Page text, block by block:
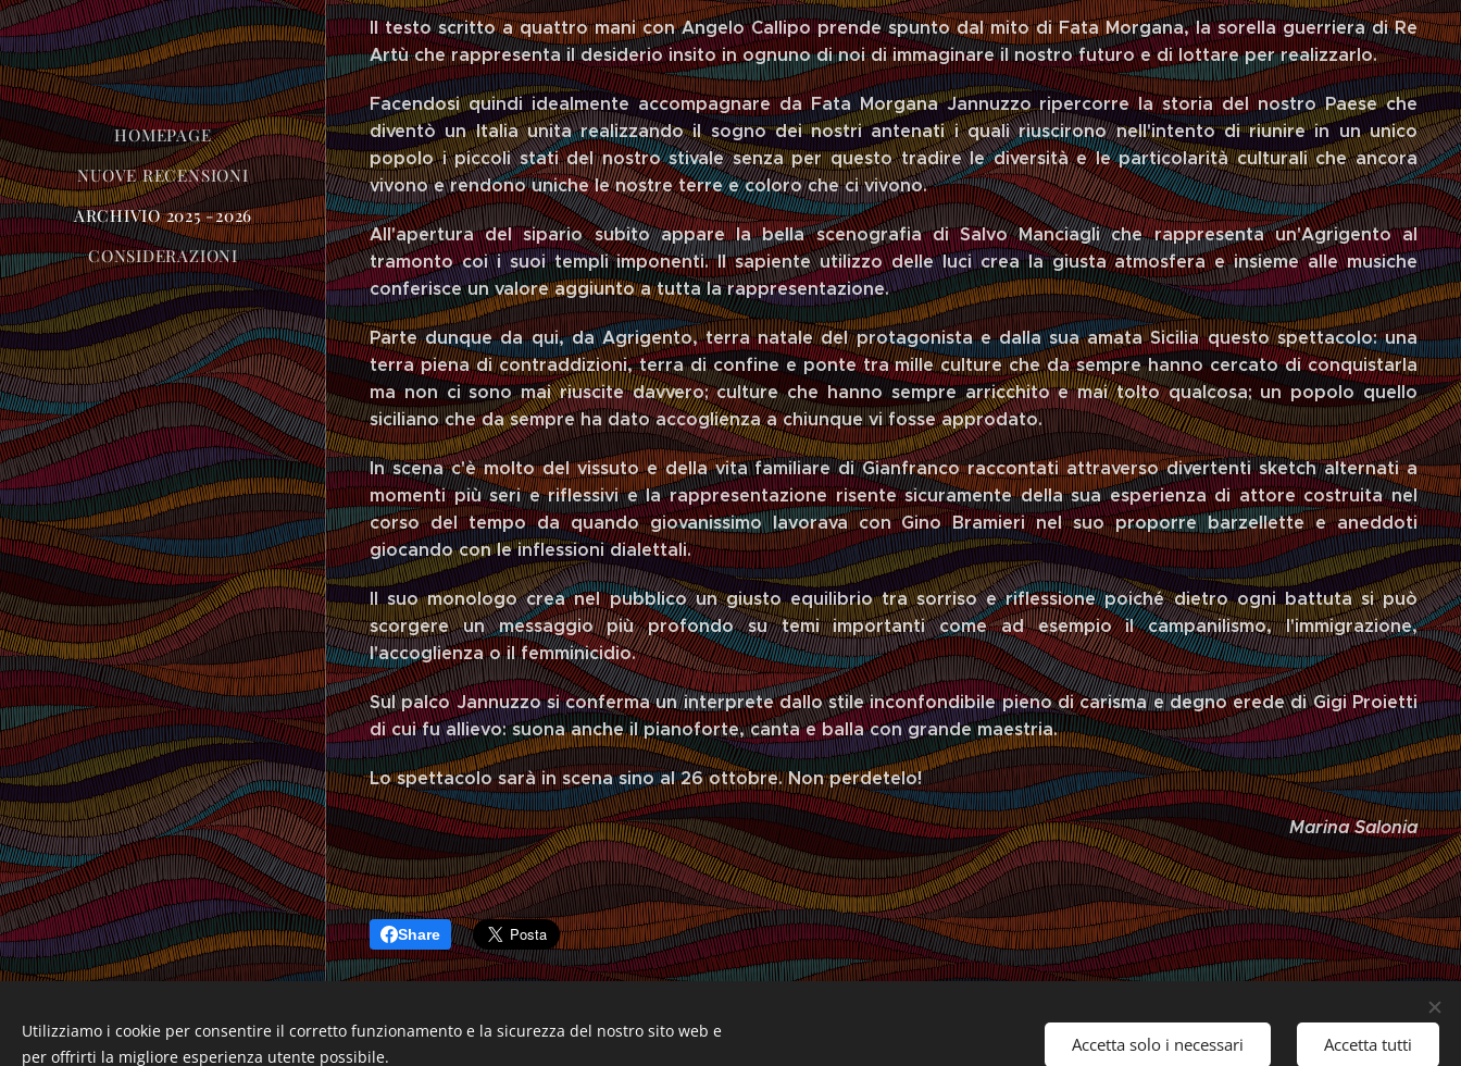
HOMEPAGE
NUOVE RECENSIONI
ARCHIVIO 2025 -2026
CONSIDERAZIONI
Il testo scritto a quattro mani con Angelo Callipo prende spunto dal mito di Fata Morgana, la sorella guerriera di Re
Artù che rappresenta il desiderio insito in ognuno di noi di immaginare il nostro futuro e di lottare per realizzarlo.
Facendosi quindi idealmente accompagnare da Fata Morgana Jannuzzo ripercorre la storia del nostro Paese che
diventò un Italia unita realizzando il sogno dei nostri antenati i quali riuscirono nell'intento di riunire in un unico
popolo i piccoli stati del nostro stivale senza per questo tradire le diversità e le particolarità culturali che ancora
vivono e rendono uniche le nostre terre e coloro che ci vivono.
All'apertura del sipario subito appare la bella scenografia di Salvo Manciagli che rappresenta un'Agrigento al
tramonto coi i suoi templi imponenti. Il sapiente utilizzo delle luci crea la giusta atmosfera e insieme alle musiche
conferisce un valore aggiunto a tutta la rappresentazione.
Parte dunque da qui, da Agrigento, terra natale del protagonista e dalla sua amata Sicilia questo spettacolo: una
terra piena di contraddizioni, terra di confine e ponte tra mille culture che da sempre hanno cercato di conquistarla
ma non ci sono mai riuscite davvero; culture che hanno sempre arricchito e mai tolto qualcosa; un popolo quello
siciliano che da sempre ha dato accoglienza a chiunque vi fosse approdato.
In scena c'è molto del vissuto e della vita familiare di Gianfranco raccontati attraverso divertenti sketch alternati a
momenti più seri e riflessivi e la rappresentazione risente sicuramente della sua esperienza di attore costruita nel
corso del tempo da quando giovanissimo lavorava con Gino Bramieri nel suo proporre barzellette e aneddoti
giocando con le inflessioni dialettali.
Il suo monologo crea nel pubblico un giusto equilibrio tra sorriso e riflessione poiché dietro ogni battuta si può
scorgere un messaggio più profondo su temi importanti come ad esempio il campanilismo, l'immigrazione,
l'accoglienza o il femminicidio.
Sul palco Jannuzzo si conferma un interprete dallo stile inconfondibile pieno di carisma e degno erede di Gigi Proietti
di cui fu allievo: suona anche il pianoforte, canta e balla con grande maestria.
Lo spettacolo sarà in scena sino al 26 ottobre. Non perdetelo!
Marina Salonia
Share
Creato con
Utilizziamo i cookie per consentire il corretto funzionamento e la sicurezza del nostro sito web e
per offrirti la migliore esperienza utente possibile.
Accetta solo i necessari Accetta tutti